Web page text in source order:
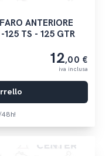
ANTERIORE
125 TS - 125 GTR
12,00 €
iva inclusa
48h!